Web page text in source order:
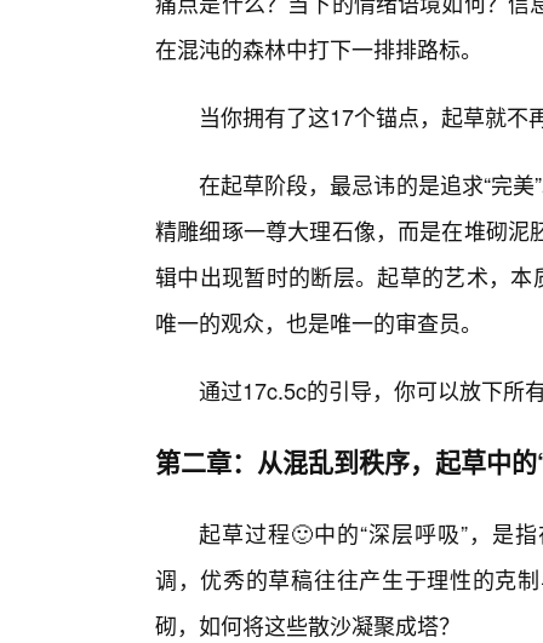
在混沌的森林中打下一排排路标。
当你拥有了这17个锚点，起草就
在起草阶段，最忌讳的是追求“完
精雕细琢一尊大理石像，而是在堆砌
辑中出现暂时的断层。起草的艺术，
唯一的观众，也是唯一的审查员。
通过17c.5c的引导，你可以放下所
第二章：从混乱到秩序，起草中
起草过程🙂中的“深层呼吸”，是
调，优秀的草稿往往产生于理性的克
砌，如何将这些散沙凝聚成塔？